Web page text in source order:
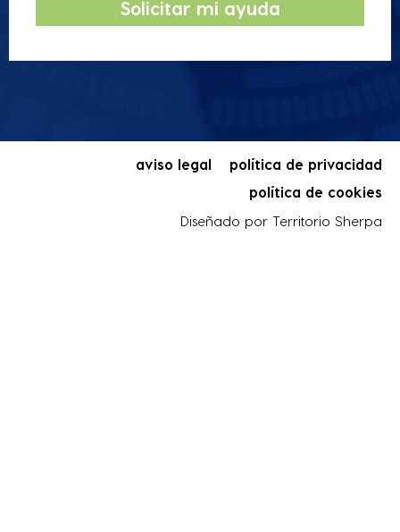
aviso legal
política de privacidad
política de cookies
Diseñado por Territorio Sherpa